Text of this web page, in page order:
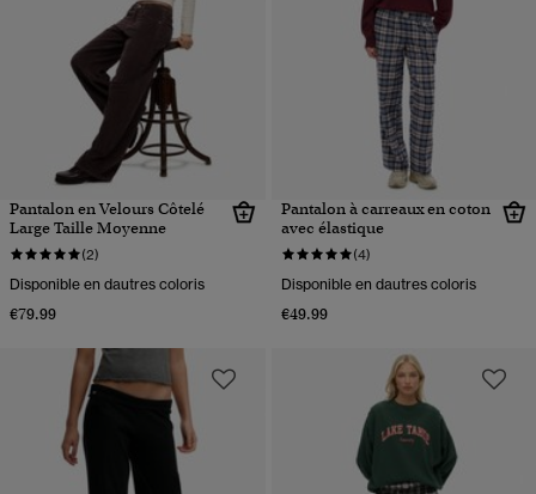
Pantalon en Velours Côtelé
Large Taille Moyenne
(2)
Disponible en dautres coloris
€79.99
Pantalon à carreaux en coton
avec élastique
(4)
Disponible en dautres coloris
€49.99